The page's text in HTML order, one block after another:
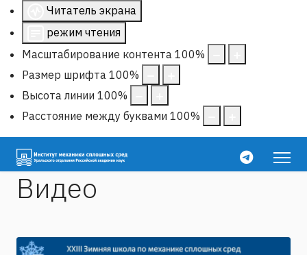
Читатель экрана
режим чтения
Масштабирование контента 100%
Размер шрифта 100%
Высота линии 100%
Расстояние между буквами 100%
Видео